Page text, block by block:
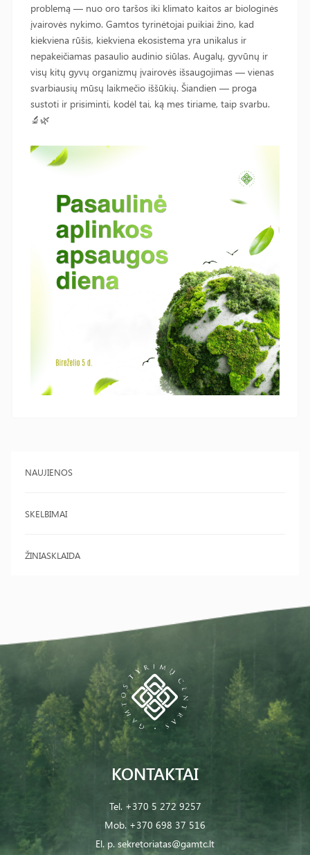
NAUJIENOS
SKELBIMAI
ŽINIASKLAIDA
problemą — nuo oro taršos iki klimato kaitos ar biologinės
įvairovės nykimo. Gamtos tyrinėtojai puikiai žino, kad
kiekviena rūšis, kiekviena ekosistema yra unikalus ir
nepakeičiamas pasaulio audinio siūlas. Augalų, gyvūnų ir
visų kitų gyvų organizmų įvairovės išsaugojimas — vienas
svarbiausių mūsų laikmečio iššūkių. Šiandien — proga
sustoti ir prisiminti, kodėl tai, ką mes tiriame, taip svarbu.
🔬🌿
KONTAKTAI
Tel. +370 5 272 9257
Mob. +370 698 37 516
El. p. sekretoriatas@gamtc.lt